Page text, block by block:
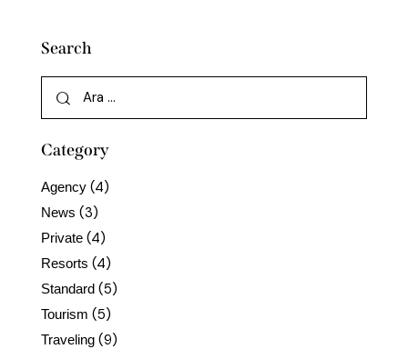
Search
Category
Agency (4)
News (3)
Private (4)
Resorts (4)
Standard (5)
Tourism (5)
Traveling (9)